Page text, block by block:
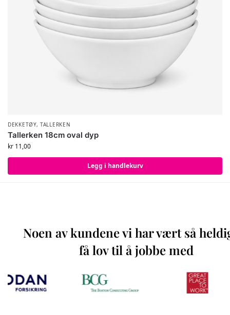
DEKKETØY,TALLERKEN
Tallerken 18cm oval dyp
kr 11,00
Legg i handlekurv
Noen av kundene vi har vært så
få lov til å jobbe med